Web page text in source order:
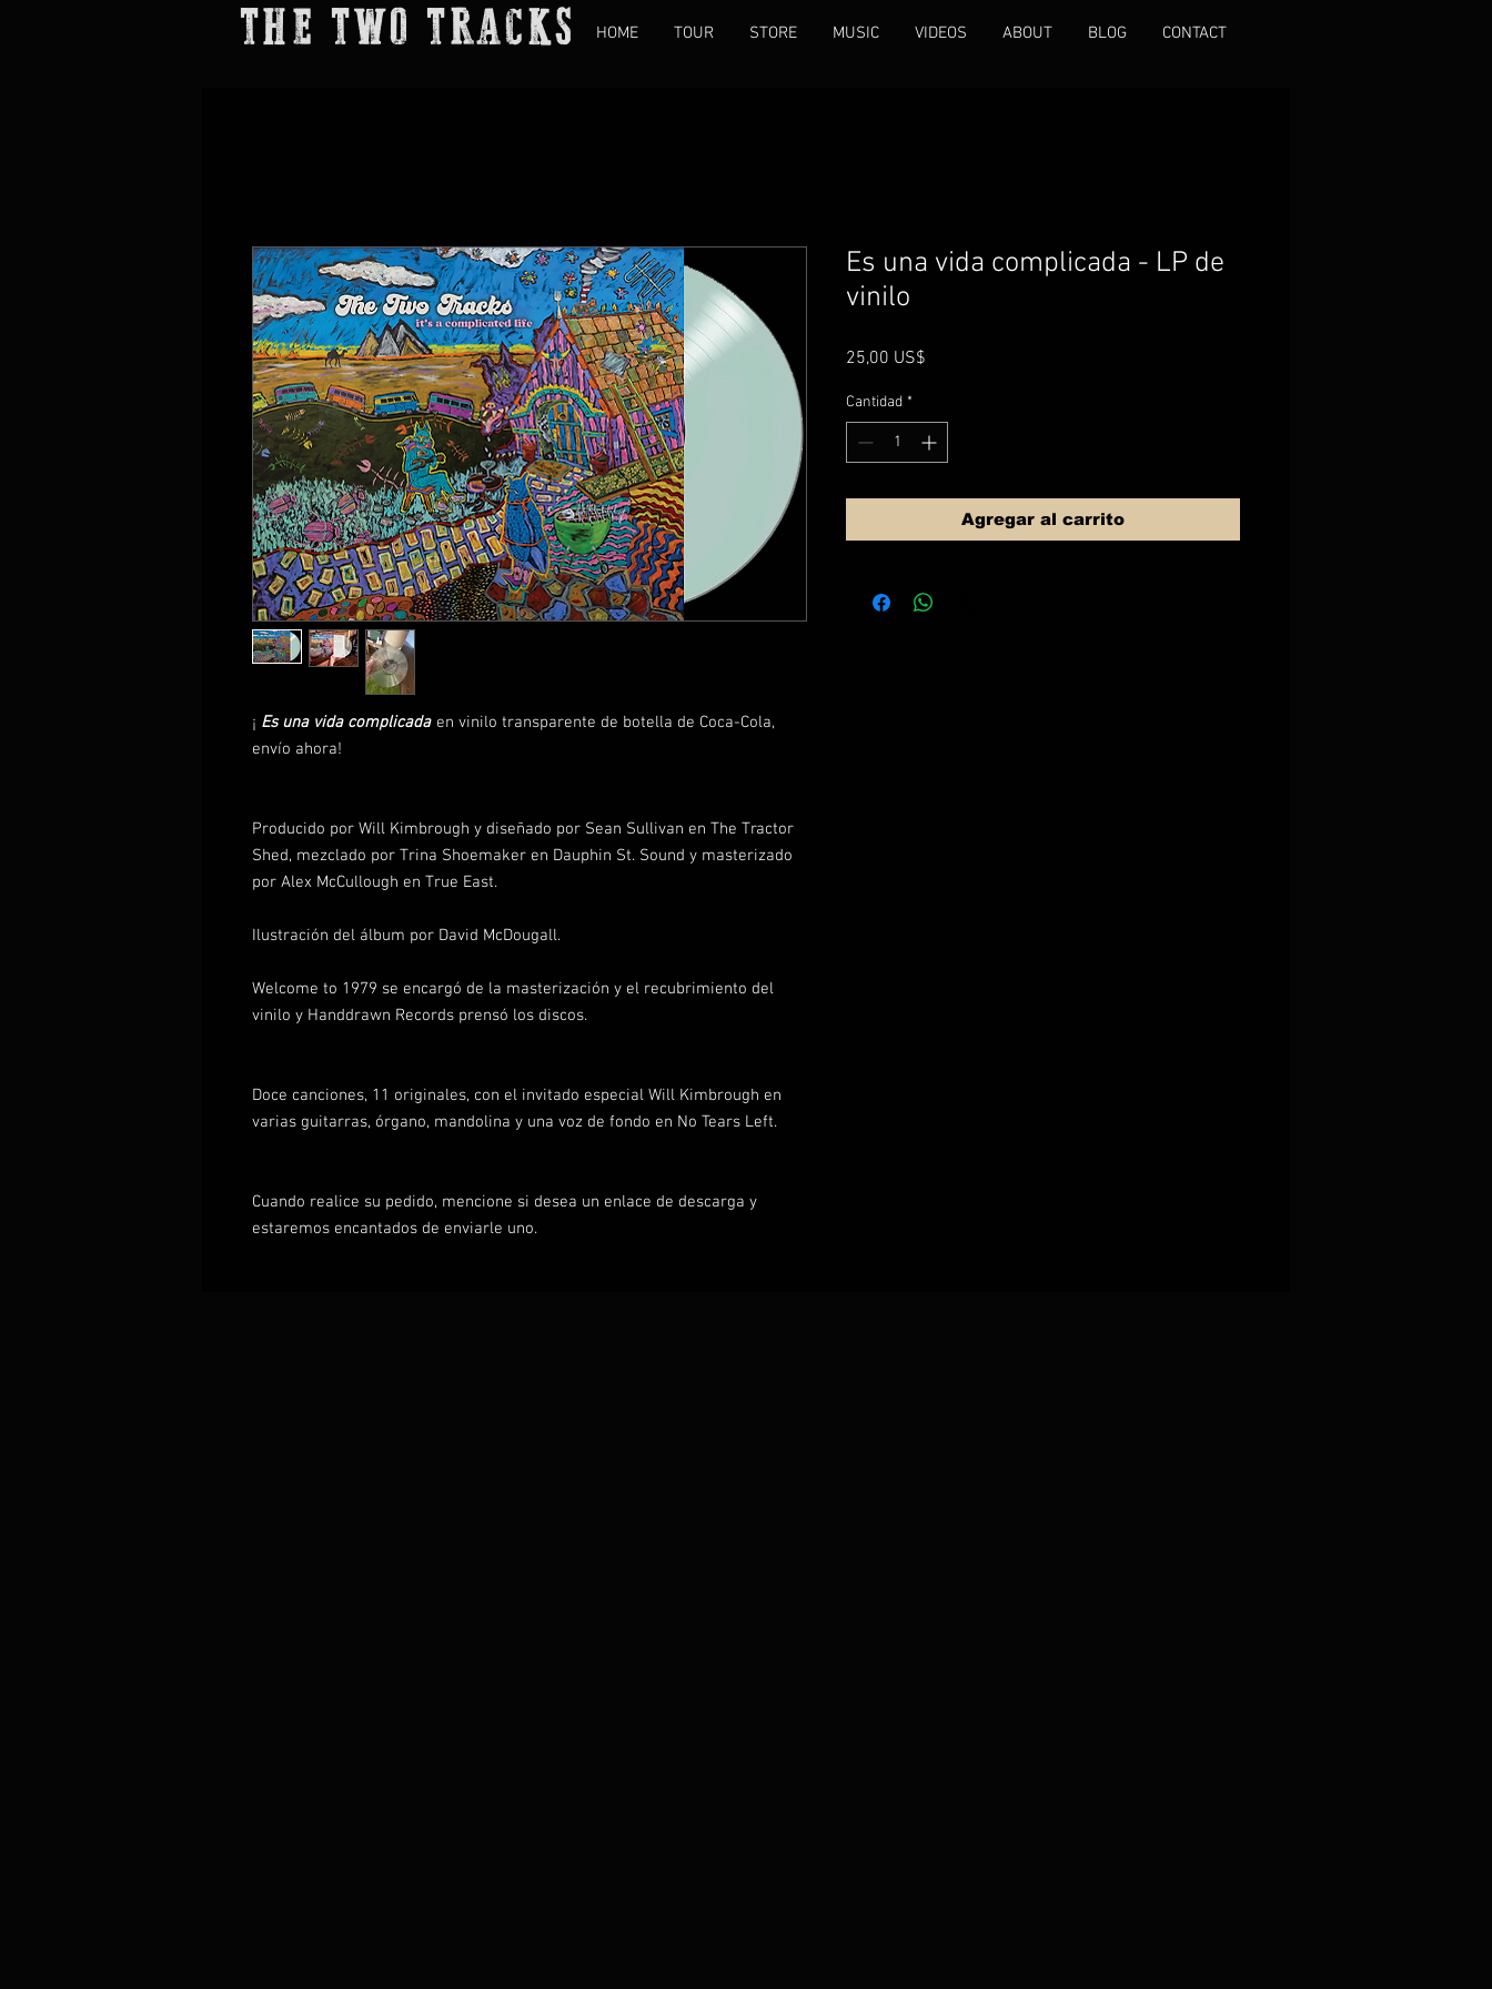
THE TWO TRACKS HOME TOUR STORE MUSIC VIDEOS ABOUT BLOG CONTACT
¡ Es una vida complicada en vinilo transparente de botella de Coca-Cola,
envío ahora!
Producido por Will Kimbrough y diseñado por Sean Sullivan en The Tractor
Shed, mezclado por Trina Shoemaker en Dauphin St. Sound y masterizado
por Alex McCullough en True East.
Ilustración del álbum por David McDougall.
Welcome to 1979 se encargó de la masterización y el recubrimiento del
vinilo y Handdrawn Records prensó los discos.
Doce canciones, 11 originales, con el invitado especial Will Kimbrough en
varias guitarras, órgano, mandolina y una voz de fondo en No Tears Left.
Cuando realice su pedido, mencione si desea un enlace de descarga y
estaremos encantados de enviarle uno.
Es una vida complicada - LP de
vinilo
25,00 US$
Cantidad *
Agregar al carrito